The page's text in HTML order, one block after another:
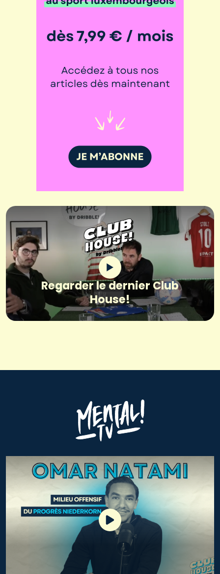
Regarder le dernier Club
House!